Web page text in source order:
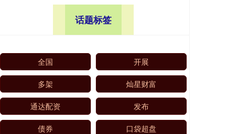
话题标签
全国 开展
多架 灿星财富
通达配资 发布
债券 口袋超盘